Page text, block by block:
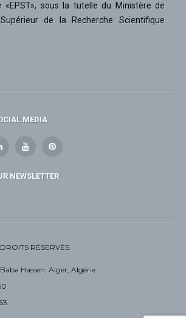
«EPST», sous la tutelle du Ministère de
de la Recherche Scientifique
MEDIA
NEWSLETTER
RÉSERVÉS.
Hassen, Alger, Algérie